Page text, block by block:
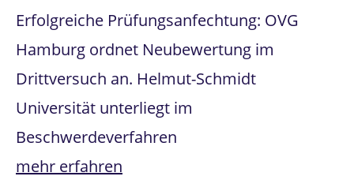
Erfolgreiche Prüfungsanfechtung: OVG
Hamburg ordnet Neubewertung im
Drittversuch an. Helmut-Schmidt
Universität unterliegt im
Beschwerdeverfahren
mehr erfahren